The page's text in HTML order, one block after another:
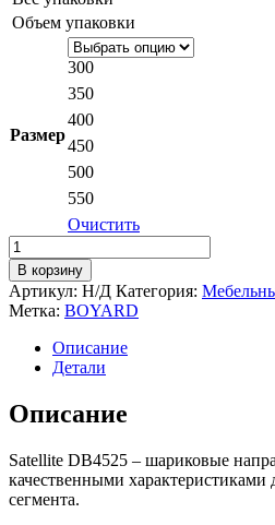
Объем упаковки
Размер
300
350
400
450
500
550
Очистить
Количество
товара
Шариковые
направляющие
Satellite
DB4525Zn
В корзину
Артикул: Н/Д Категория:
Метка: BOYARD
Описание
Детали
Описание
Satellite DB4525 – шариковые
качественными характеристиками
сегмента.